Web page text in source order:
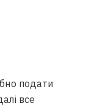
подати
все